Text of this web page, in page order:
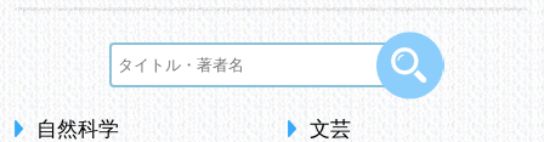
自然科学 文芸